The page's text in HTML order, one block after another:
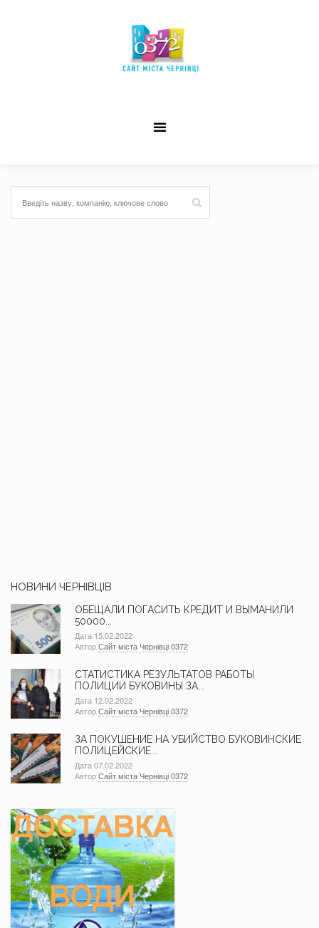
НОВИНИ ЧЕРНІВЦІВ
ОБЕЩАЛИ ПОГАСИТЬ КРЕДИТ И ВЫМАНИЛИ
50000...
Дата 15.02.2022
АвторСайт міста Чернівці 0372
СТАТИСТИКА РЕЗУЛЬТАТОВ РАБОТЫ
ПОЛИЦИИ БУКОВИНЫ ЗА...
Дата 12.02.2022
АвторСайт міста Чернівці 0372
ЗА ПОКУШЕНИЕ НА УБИЙСТВО БУКОВИНСКИЕ
ПОЛИЦЕЙСКИЕ...
Дата 07.02.2022
АвторСайт міста Чернівці 0372